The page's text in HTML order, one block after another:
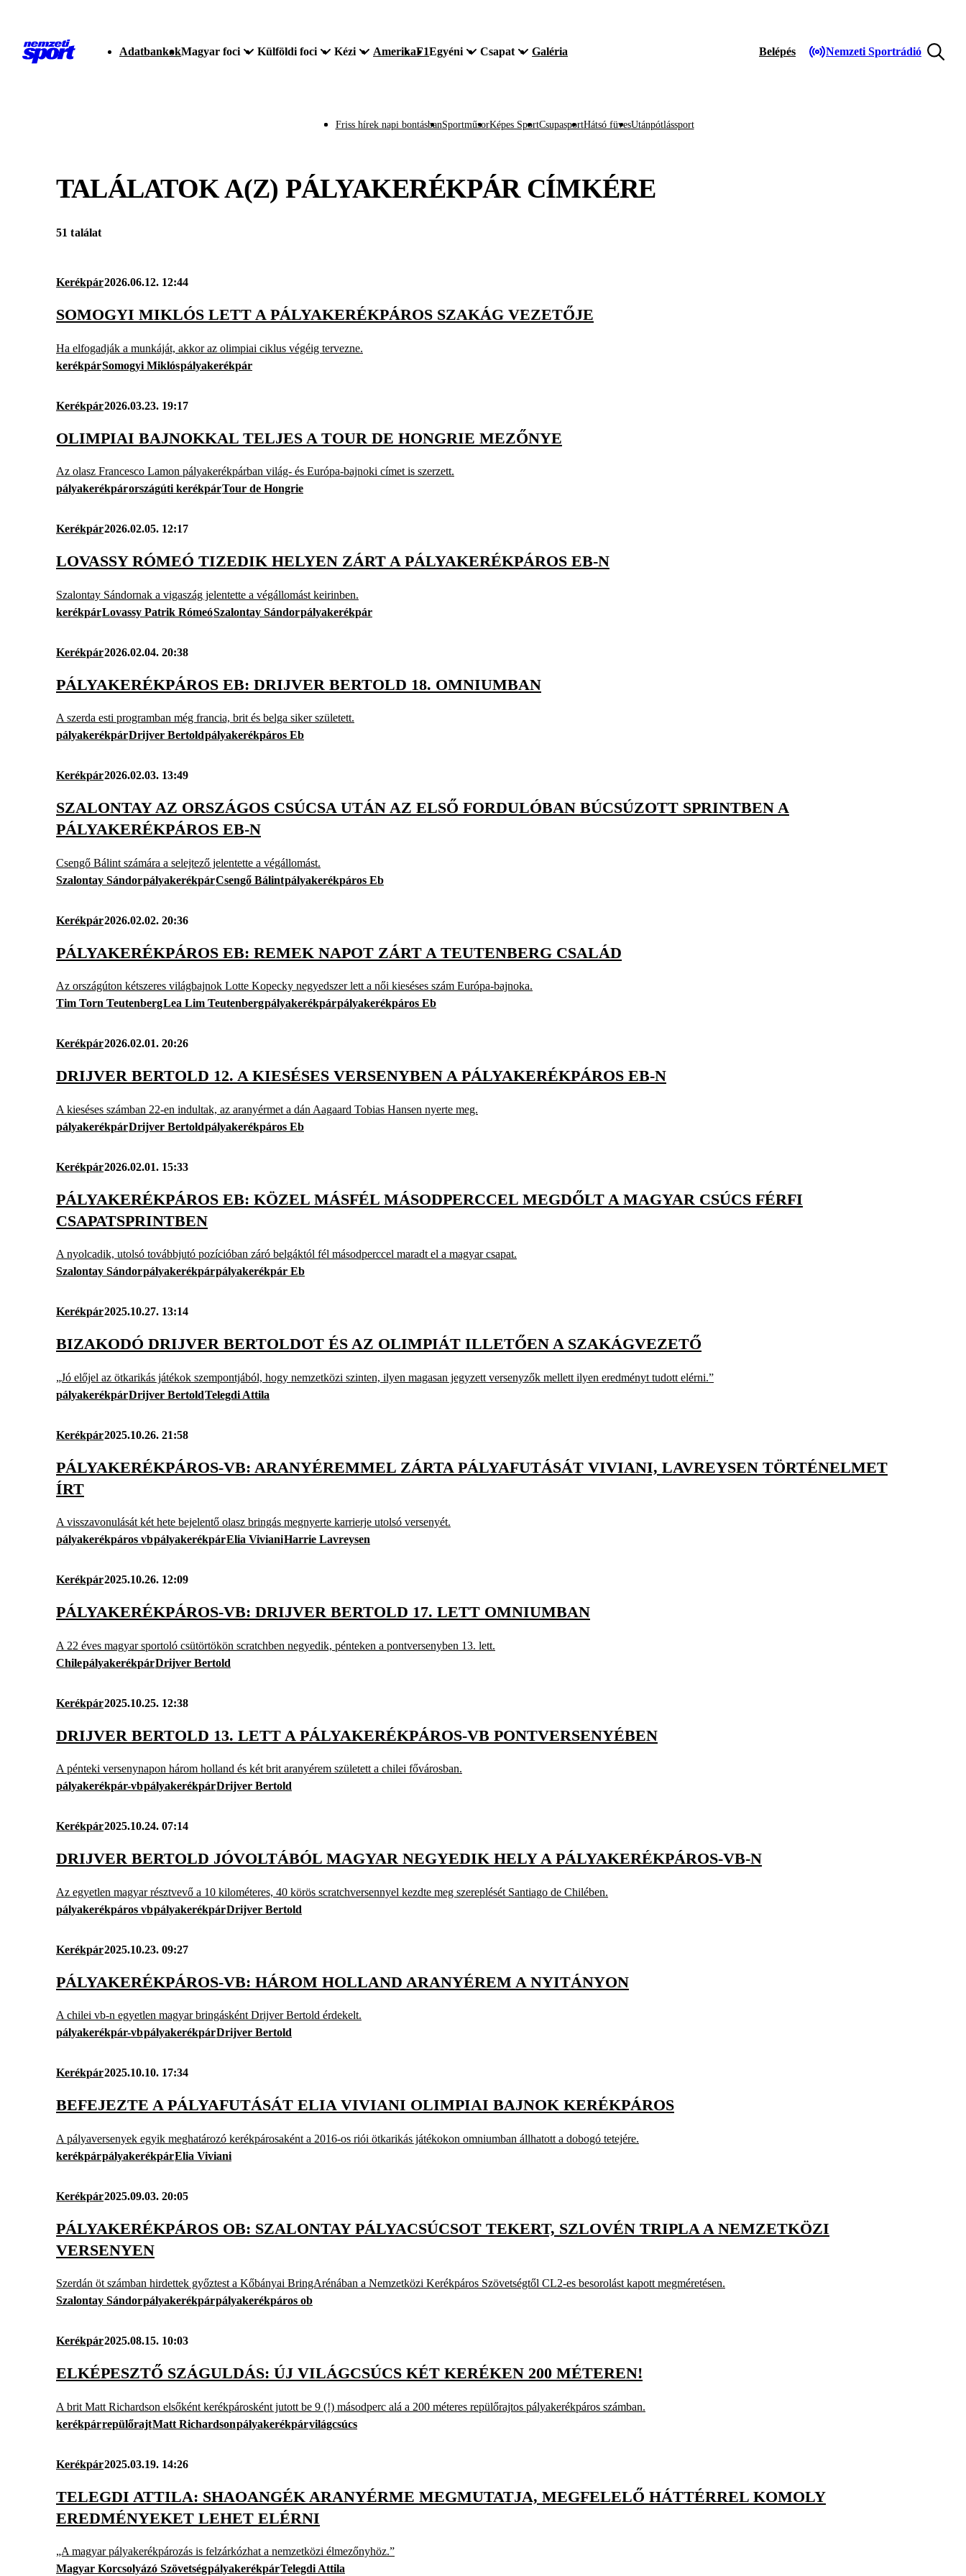
AdatbankokMagyar foci Külföldi foci Kézi AmerikaF1Egyéni Csapat Galéria Belépés Nemzeti Sportrádió
Friss hírek napi bontásbanSportműsorKépes SportCsupasportHátsó füvesUtánpótlássport
TALÁLATOK A(Z) PÁLYAKERÉKPÁRCÍMKÉRE
51 találat
Kerékpár2026.06.12. 12:44
SOMOGYI MIKLÓS LETT A PÁLYAKERÉKPÁROS SZAKÁG VEZETŐJE
Ha elfogadják a munkáját, akkor az olimpiai ciklus végéig tervezne.
kerékpárSomogyi Miklóspályakerékpár
Kerékpár2026.03.23. 19:17
OLIMPIAI BAJNOKKAL TELJES A TOUR DE HONGRIE MEZŐNYE
Az olasz Francesco Lamon pályakerékpárban világ- és Európa-bajnoki címet is szerzett.
pályakerékpárországúti kerékpárTour de Hongrie
Kerékpár2026.02.05. 12:17
LOVASSY RÓMEÓ TIZEDIK HELYEN ZÁRT A PÁLYAKERÉKPÁROS EB-N
Szalontay Sándornak a vigaszág jelentette a végállomást keirinben.
kerékpárLovassy Patrik RómeóSzalontay Sándorpályakerékpár
Kerékpár2026.02.04. 20:38
PÁLYAKERÉKPÁROS EB: DRIJVER BERTOLD 18. OMNIUMBAN
A szerda esti programban még francia, brit és belga siker született.
pályakerékpárDrijver Bertoldpályakerékpáros Eb
Kerékpár2026.02.03. 13:49
SZALONTAY AZ ORSZÁGOS CSÚCSA UTÁN AZ ELSŐ FORDULÓBAN BÚCSÚZOTT SPRINTBEN A
PÁLYAKERÉKPÁROS EB-N
Csengő Bálint számára a selejtező jelentette a végállomást.
Szalontay SándorpályakerékpárCsengő Bálintpályakerékpáros Eb
Kerékpár2026.02.02. 20:36
PÁLYAKERÉKPÁROS EB: REMEK NAPOT ZÁRT A TEUTENBERG CSALÁD
Az országúton kétszeres világbajnok Lotte Kopecky negyedszer lett a női kieséses szám Európa-bajnoka.
Tim Torn TeutenbergLea Lim Teutenbergpályakerékpárpályakerékpáros Eb
Kerékpár2026.02.01. 20:26
DRIJVER BERTOLD 12. A KIESÉSES VERSENYBEN A PÁLYAKERÉKPÁROS EB-N
A kieséses számban 22-en indultak, az aranyérmet a dán Aagaard Tobias Hansen nyerte meg.
pályakerékpárDrijver Bertoldpályakerékpáros Eb
Kerékpár2026.02.01. 15:33
PÁLYAKERÉKPÁROS EB: KÖZEL MÁSFÉL MÁSODPERCCEL MEGDŐLT A MAGYAR CSÚCS FÉRFI
CSAPATSPRINTBEN
A nyolcadik, utolsó továbbjutó pozícióban záró belgáktól fél másodperccel maradt el a magyar csapat.
Szalontay Sándorpályakerékpárpályakerékpár Eb
Kerékpár2025.10.27. 13:14
BIZAKODÓ DRIJVER BERTOLDOT ÉS AZ OLIMPIÁT ILLETŐEN A SZAKÁGVEZETŐ
„Jó előjel az ötkarikás játékok szempontjából, hogy nemzetközi szinten, ilyen magasan jegyzett versenyzők mellett ilyen eredményt tudott elérni.”
pályakerékpárDrijver BertoldTelegdi Attila
Kerékpár2025.10.26. 21:58
PÁLYAKERÉKPÁROS-VB: ARANYÉREMMEL ZÁRTA PÁLYAFUTÁSÁT VIVIANI, LAVREYSEN TÖRTÉNELMET
ÍRT
A visszavonulását két hete bejelentő olasz bringás megnyerte karrierje utolsó versenyét.
pályakerékpáros vbpályakerékpárElia VivianiHarrie Lavreysen
Kerékpár2025.10.26. 12:09
PÁLYAKERÉKPÁROS-VB: DRIJVER BERTOLD 17. LETT OMNIUMBAN
A 22 éves magyar sportoló csütörtökön scratchben negyedik, pénteken a pontversenyben 13. lett.
ChilepályakerékpárDrijver Bertold
Kerékpár2025.10.25. 12:38
DRIJVER BERTOLD 13. LETT A PÁLYAKERÉKPÁROS-VB PONTVERSENYÉBEN
A pénteki versenynapon három holland és két brit aranyérem született a chilei fővárosban.
pályakerékpár-vbpályakerékpárDrijver Bertold
Kerékpár2025.10.24. 07:14
DRIJVER BERTOLD JÓVOLTÁBÓL MAGYAR NEGYEDIK HELY A PÁLYAKERÉKPÁROS-VB-N
Az egyetlen magyar résztvevő a 10 kilométeres, 40 körös scratchversennyel kezdte meg szereplését Santiago de Chilében.
pályakerékpáros vbpályakerékpárDrijver Bertold
Kerékpár2025.10.23. 09:27
PÁLYAKERÉKPÁROS-VB: HÁROM HOLLAND ARANYÉREM A NYITÁNYON
A chilei vb-n egyetlen magyar bringásként Drijver Bertold érdekelt.
pályakerékpár-vbpályakerékpárDrijver Bertold
Kerékpár2025.10.10. 17:34
BEFEJEZTE A PÁLYAFUTÁSÁT ELIA VIVIANI OLIMPIAI BAJNOK KERÉKPÁROS
A pályaversenyek egyik meghatározó kerékpárosaként a 2016-os riói ötkarikás játékokon omniumban állhatott a dobogó tetejére.
kerékpárpályakerékpárElia Viviani
Kerékpár2025.09.03. 20:05
PÁLYAKERÉKPÁROS OB: SZALONTAY PÁLYACSÚCSOT TEKERT, SZLOVÉN TRIPLA A NEMZETKÖZI
VERSENYEN
Szerdán öt számban hirdettek győztest a Kőbányai BringArénában a Nemzetközi Kerékpáros Szövetségtől CL2-es besorolást kapott megméretésen.
Szalontay Sándorpályakerékpárpályakerékpáros ob
Kerékpár2025.08.15. 10:03
ELKÉPESZTŐ SZÁGULDÁS: ÚJ VILÁGCSÚCS KÉT KERÉKEN 200 MÉTEREN!
A brit Matt Richardson elsőként kerékpárosként jutott be 9 (!) másodperc alá a 200 méteres repülőrajtos pályakerékpáros számban.
kerékpárrepülőrajtMatt Richardsonpályakerékpárvilágcsúcs
Kerékpár2025.03.19. 14:26
TELEGDI ATTILA: SHAOANGÉK ARANYÉRME MEGMUTATJA, MEGFELELŐ HÁTTÉRREL KOMOLY
EREDMÉNYEKET LEHET ELÉRNI
„A magyar pályakerékpározás is felzárkózhat a nemzetközi élmezőnyhöz.”
Magyar Korcsolyázó SzövetségpályakerékpárTelegdi Attila